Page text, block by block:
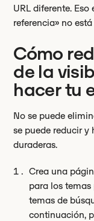
URL diferente.
referencia» no
Cómo
de la
hacer tu
No se puede
se puede reducir y
duraderas.
Crea una
para los
temas de
continuación,